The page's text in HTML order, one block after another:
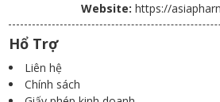
Website: https://
Hổ Trợ
Liên hệ
Chính sách